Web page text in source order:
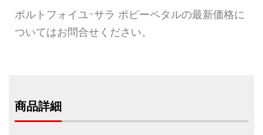
ポルトフォイユ･サラ ポピーペタルの最新価格に
ついてはお問合せください。
商品詳細